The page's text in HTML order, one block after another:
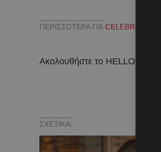
ΠΕΡΙΣΣΟΤΕΡΑ ΓΙΑ CELEBRITIES
Ακολουθήστε το HELLO σε
ΣΧΕΤΙΚΑ: